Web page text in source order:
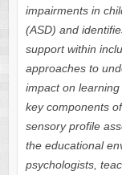
impairments in
(ASD) and
support within
approaches to
impact on
key components
sensory profile
the educational
psychologists,